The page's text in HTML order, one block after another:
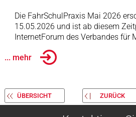
Die FahrSchulPraxis Mai 2026
15.05.2026 und ist ab diesem
InternetForum des Verbandes für
... mehr
ÜBERSICHT ZURÜCK